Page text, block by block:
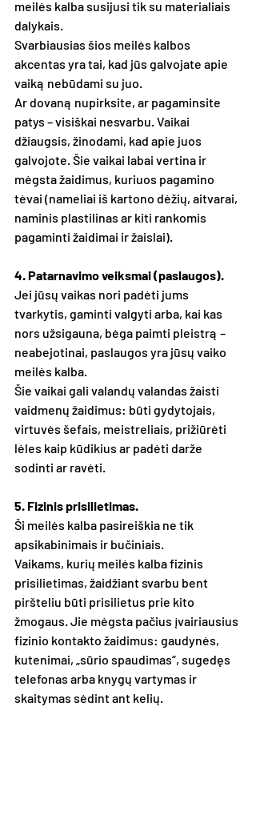
meilės kalba susijusi tik su materialiais
dalykais.
Svarbiausias šios meilės kalbos
akcentas yra tai, kad jūs galvojate apie
vaiką nebūdami su juo.
Ar dovaną nupirksite, ar pagaminsite
patys – visiškai nesvarbu. Vaikai
džiaugsis, žinodami, kad apie juos
galvojote. Šie vaikai labai vertina ir
mėgsta žaidimus, kuriuos pagamino
tėvai (nameliai iš kartono dėžių, aitvarai,
naminis plastilinas ar kiti rankomis
pagaminti žaidimai ir žaislai).
4. Patarnavimo veiksmai (paslaugos).
Jei jūsų vaikas nori padėti jums
tvarkytis, gaminti valgyti arba, kai kas
nors užsigauna, bėga paimti pleistrą –
neabejotinai, paslaugos yra jūsų vaiko
meilės kalba.
Šie vaikai gali valandų valandas žaisti
vaidmenų žaidimus: būti gydytojais,
virtuvės šefais, meistreliais, prižiūrėti
lėles kaip kūdikius ar padėti darže
sodinti ar ravėti.
5. Fizinis prisilietimas.
Ši meilės kalba pasireiškia ne tik
apsikabinimais ir bučiniais.
Vaikams, kurių meilės kalba fizinis
prisilietimas, žaidžiant svarbu bent
piršteliu būti prisilietus prie kito
žmogaus. Jie mėgsta pačius įvairiausius
fizinio kontakto žaidimus: gaudynės,
kutenimai, „sūrio spaudimas“, sugedęs
telefonas arba knygų vartymas ir
skaitymas sėdint ant kelių.